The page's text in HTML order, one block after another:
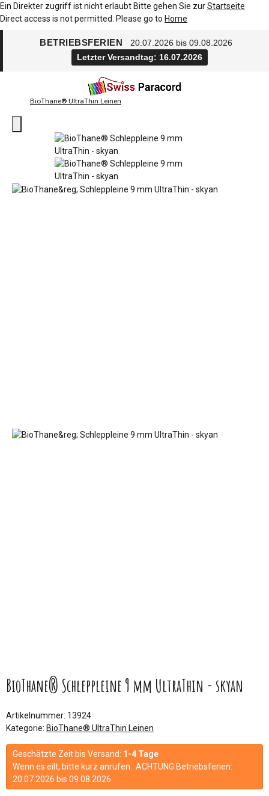
Ein Direkter zugriff ist nicht erlaubt Bitte gehen Sie zurStartseite
Direct access is not permitted. Please go to Home
BETRIEBSFERIEN
20.07.2026 bis 09.08.2026
Letzter Versandtag: 16.07.2026
BioThane® UltraThin Leinen
BioThane® Schleppleine 9 mm UltraThin - skyan
Artikelnummer: 13924
Kategorie: BioThane® UltraThin Leinen
Geschätzte Zeit bis Versand: 1-4 Tage
Wenn es eilt, bitte kurz anrufen. ACHTUNG Betriebsferien:
20.07.2026 bis 09.08.2026